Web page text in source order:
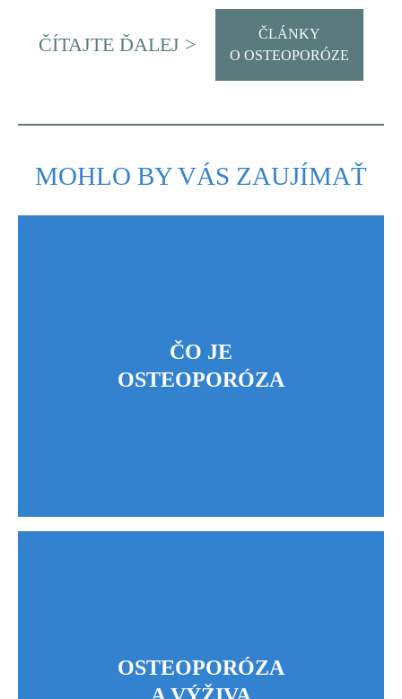
ČÍTAJTE ĎALEJ >
ČLÁNKY
O OSTEOPORÓZE
MOHLO BY VÁS ZAUJÍMAŤ
ČO JE
OSTEOPORÓZA
OSTEOPORÓZA